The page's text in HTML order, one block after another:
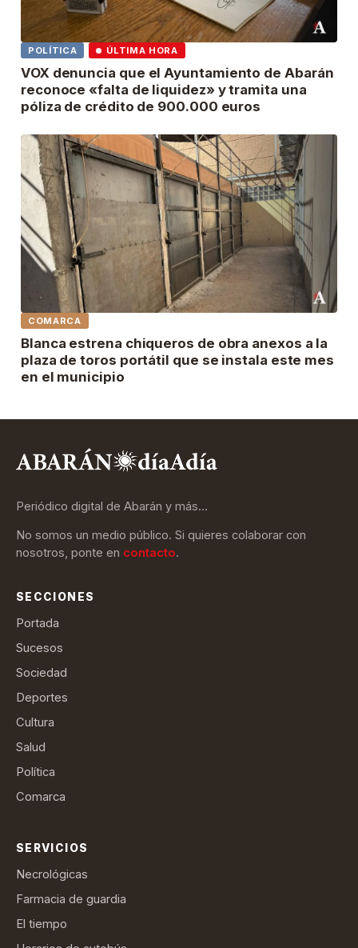
POLÍTICA ÚLTIMA HORA
VOX denuncia que el Ayuntamiento de Abarán
reconoce «falta de liquidez» y tramita una
póliza de crédito de 900.000 euros
COMARCA
Blanca estrena chiqueros de obra anexos a la
plaza de toros portátil que se instala este mes
en el municipio
Periódico digital de Abarán y más…
No somos un medio público. Si quieres colaborar con
nosotros, ponte en contacto.
SECCIONES
Portada
Sucesos
Sociedad
Deportes
Cultura
Salud
Política
Comarca
SERVICIOS
Necrológicas
Farmacia de guardia
El tiempo